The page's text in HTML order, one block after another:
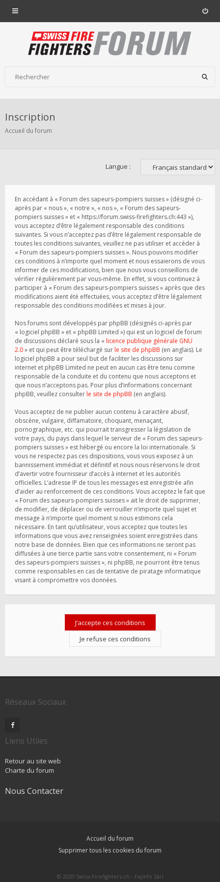
Inscription
Accueil du forum
Langue :
En accédant à « Forum des sapeurs-pompiers suisses » (désigné ci-
après par « nous », « notre », « nos », « Forum des sapeurs-
pompiers suisses » et « https://forum.swiss-firefighters.ch:443 »),
vous acceptez d’être légalement responsable des conditions
suivantes. Si vous n’acceptez pas d’être légalement responsable de
toutes les conditions suivantes, veuillez ne pas utiliser et accéder à
« Forum des sapeurs-pompiers suisses ». Nous pouvons modifier
ces conditions à n’importe quel moment et nous essaierons de vous
informer de ces modifications, bien que nous vous conseillons de
vérifier régulièrement par vous-même. En effet, si vous continuez à
participer à « Forum des sapeurs-pompiers suisses » après que des
modifications aient été effectuées, vous acceptez d’être légalement
responsable des conditions modifiées et mises à jour.
Nos forums sont développés par phpBB (désignés ci-après par
« logiciel phpBB » et « phpBB Limited ») qui est un logiciel de forum
de discussions déclaré sous la « licence publique générale GNU
2.0» et qui peut être téléchargé sur le site de phpBB (en anglais). Le
logiciel phpBB a pour seul but de faciliter les discussions sur
internet et phpBB Limited ne peut en aucun cas être tenu comme
responsable de la conduite et du contenu que nous acceptons et
que nous n’acceptons pas. Pour plus d’informations concernant
phpBB, veuillez consulter le site de phpBB (en anglais).
Vous acceptez de ne publier aucun contenu à caractère abusif,
obscène, vulgaire, diffamatoire, choquant, menaçant,
pornographique, etc. qui pourrait transgresser la législation de
votre pays, du pays dans lequel le serveur de « Forum des sapeurs-
pompiers suisses » est hébergé ou encore la loi internationale. Si
vous ne respectez pas ces dispositions, vous vous exposez à un
bannissement immédiat et définitif et nous nous réservons le droit
d’avertir votre fournisseur d’accès à internet et les autorités
officielles. L’adresse IP de tous les messages est enregistrée afin
d’aider au renforcement de ces conditions. Vous acceptez le fait que
« Forum des sapeurs-pompiers suisses » ait le droit de supprimer,
de modifier, de déplacer ou de verrouiller n’importe quel sujet et
message à n’importe quel moment si nous estimons cela
nécessaire. En tant qu’utilisateur, vous acceptez que toutes les
informations que vous avez renseignées soient enregistrées dans
notre base de données. Bien que ces informations ne seront pas
diffusées à une tierce partie sans votre consentement, ni « Forum
des sapeurs-pompiers suisses », ni phpBB, ne pourront être tenus
comme responsables en cas de tentative de piratage informatique
visant à compromettre vos données.
Réseaux Sociaux
Liens Utiles
Retour au site web
Charte du forum
Nous Contacter
Accueil du forum
Supprimer tous les cookies du forum
© 2020 Swiss-Firefighters.ch - Fajinfo Sàrl